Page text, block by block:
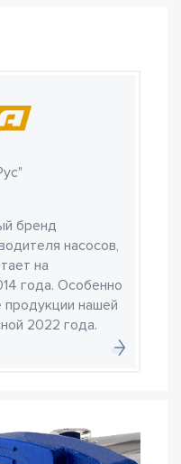
бренд
насосов,
на
года. Особенно
продукции нашей
2022 года.